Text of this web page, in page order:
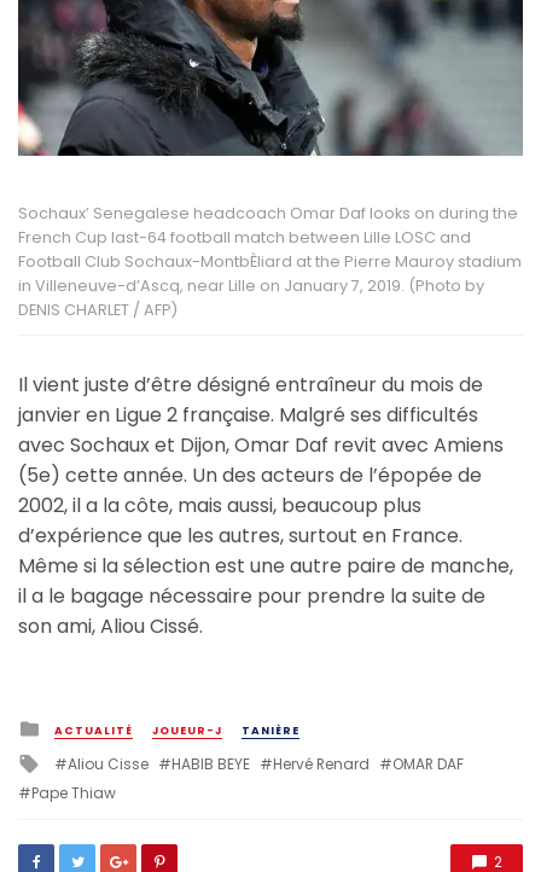
Sochaux’ Senegalese headcoach Omar Daf looks on during the
French Cup last-64 football match between Lille LOSC and
Football Club Sochaux-MontbÈliard at the Pierre Mauroy stadium
in Villeneuve-d’Ascq, near Lille on January 7, 2019. (Photo by
DENIS CHARLET / AFP)
Il vient juste d’être désigné entraîneur du mois de
janvier en Ligue 2 française. Malgré ses difficultés
avec Sochaux et Dijon, Omar Daf revit avec Amiens
(5e) cette année. Un des acteurs de l’épopée de
2002, il a la côte, mais aussi, beaucoup plus
d’expérience que les autres, surtout en France.
Même si la sélection est une autre paire de manche,
il a le bagage nécessaire pour prendre la suite de
son ami, Aliou Cissé.
Posted
in
ACTUALITÉ JOUEUR-J TANIÈRE
Tagged
with
Aliou Cisse HABIB BEYE Hervé Renard
OMAR DAF
Pape Thiaw
2